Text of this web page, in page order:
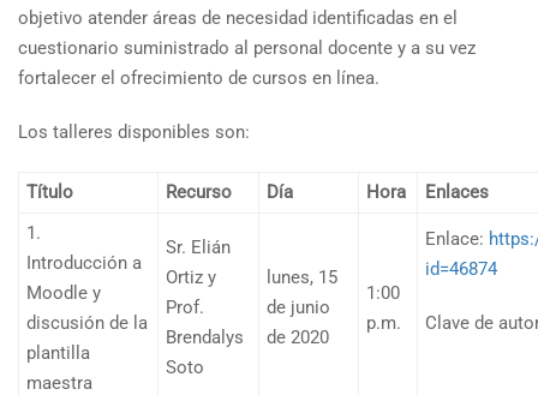
objetivo atender áreas de necesidad identificadas en el
cuestionario suministrado al personal docente y a su vez
fortalecer el ofrecimiento de cursos en línea.
Los talleres disponibles son:
Título Recurso Día Hora
Enlaces
1.
Introducción a
Moodle y
discusión de la
plantilla
maestra
Sr. Elián
Ortiz y
Prof.
Brendalys
Soto
lunes, 15
de junio
de 2020
1:00
p.m.
Enlace:
id=46874
Clave de